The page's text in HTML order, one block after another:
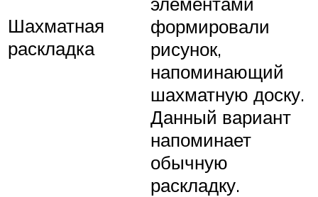
Шахматная
раскладка
формировали
рисунок,
напоминающий
шахматную доску.
Данный вариант
напоминает
обычную
раскладку.